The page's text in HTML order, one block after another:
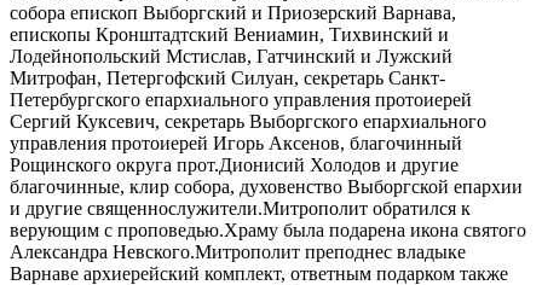
собора епископ Выборгский и Приозерский Варнава,
епископы Кронштадтский Вениамин, Тихвинский и
Лодейнопольский Мстислав, Гатчинский и Лужский
Митрофан, Петергофский Силуан, секретарь Санкт-
Петербургского епархиального управления протоиерей
Сергий Куксевич, секретарь Выборгского епархиального
управления протоиерей Игорь Аксенов, благочинный
Рощинского округа прот.Дионисий Холодов и другие
благочинные, клир собора, духовенство Выборгской епархии
и другие священнослужители.Митрополит обратился к
верующим с проповедью.Храму была подарена икона святого
Александра Невского.Митрополит преподнес владыке
Варнаве архиерейский комплект, ответным подарком также